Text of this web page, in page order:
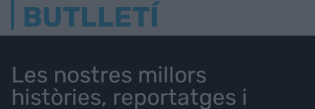
BUTLLETÍ
Les nostres millors
històries, reportatges i